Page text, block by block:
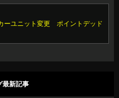
ユニット変更 ポイントデッド
最新記事